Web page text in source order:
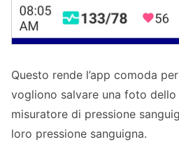
Questo rende l’app comoda
vogliono salvare una foto dello
misuratore di pressione
loro pressione sanguigna.